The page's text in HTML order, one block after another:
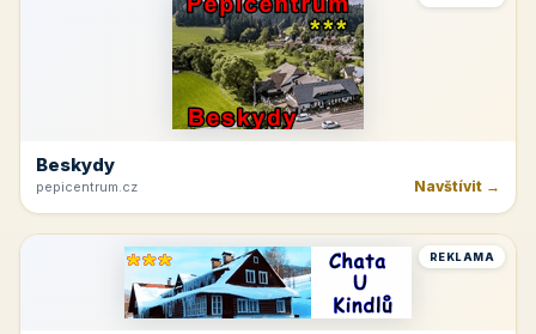
Beskydy
pepicentrum.cz Navštívit →
REKLAMA